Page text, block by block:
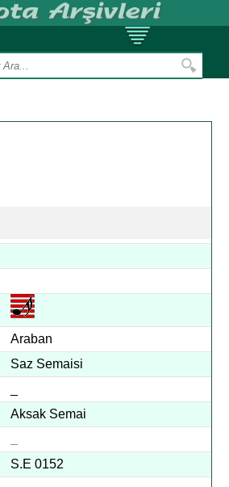
Araban
Saz Semaisi
Aksak Semai
S.E 0152